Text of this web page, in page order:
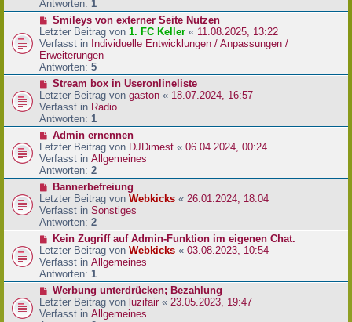
t
a
g
e
r
B
e
i
t
r
a
g
Antworten: 1
N
e
u
e
r
B
e
i
t
r
a
g
Smileys von externer Seite Nutzen
Letzter Beitrag von 1. FC Keller « 11.08.2025, 13:22
Verfasst in Individuelle Entwicklungen / Anpassungen /
Erweiterungen
Antworten: 5
N
e
u
e
r
B
e
i
t
a
g
Stream box in Useronlineliste
Letzter Beitrag von gaston « 18.07.2024, 16:57
Verfasst in Radio
Antworten: 1
N
e
u
e
r
B
e
i
t
a
g
Admin ernennen
Letzter Beitrag von DJDimest « 06.04.2024, 00:24
Verfasst in Allgemeines
Antworten: 2
N
e
u
e
r
B
e
i
t
a
g
Bannerbefreiung
Letzter Beitrag von Webkicks « 26.01.2024, 18:04
Verfasst in Sonstiges
Antworten: 2
N
e
u
e
r
B
e
Kein Zugriff auf Admin-Funktion im eigenen Chat.
Letzter Beitrag von Webkicks « 03.08.2023, 10:54
Verfasst in Allgemeines
Antworten: 1
N
e
u
Werbung unterdrücken; Bezahlung
Letzter Beitrag von luzifair « 23.05.2023, 19:47
Verfasst in Allgemeines